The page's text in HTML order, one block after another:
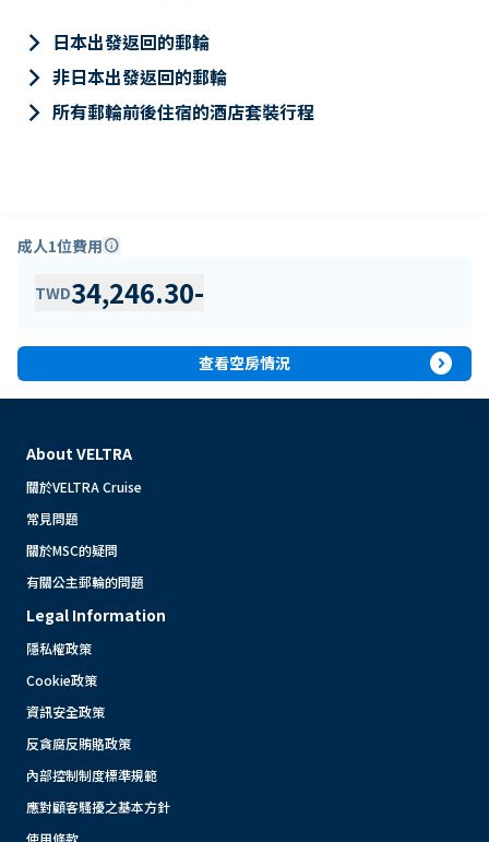
keyboard_arrow_right 日本出發返回的郵輪
keyboard_arrow_right 非日本出發返回的郵輪
keyboard_arrow_right 所有郵輪前後住宿的酒店套裝行程
成人1位費用info
TWD34,246.30-
查看空房情況 expand_circle_right
About VELTRA
關於VELTRA Cruise
常見問題
關於MSC的疑問
有關公主郵輪的問題
Legal Information
隱私權政策
Cookie政策
資訊安全政策
反貪腐反賄賂政策
內部控制制度標準規範
應對顧客騷擾之基本方針
使用條款